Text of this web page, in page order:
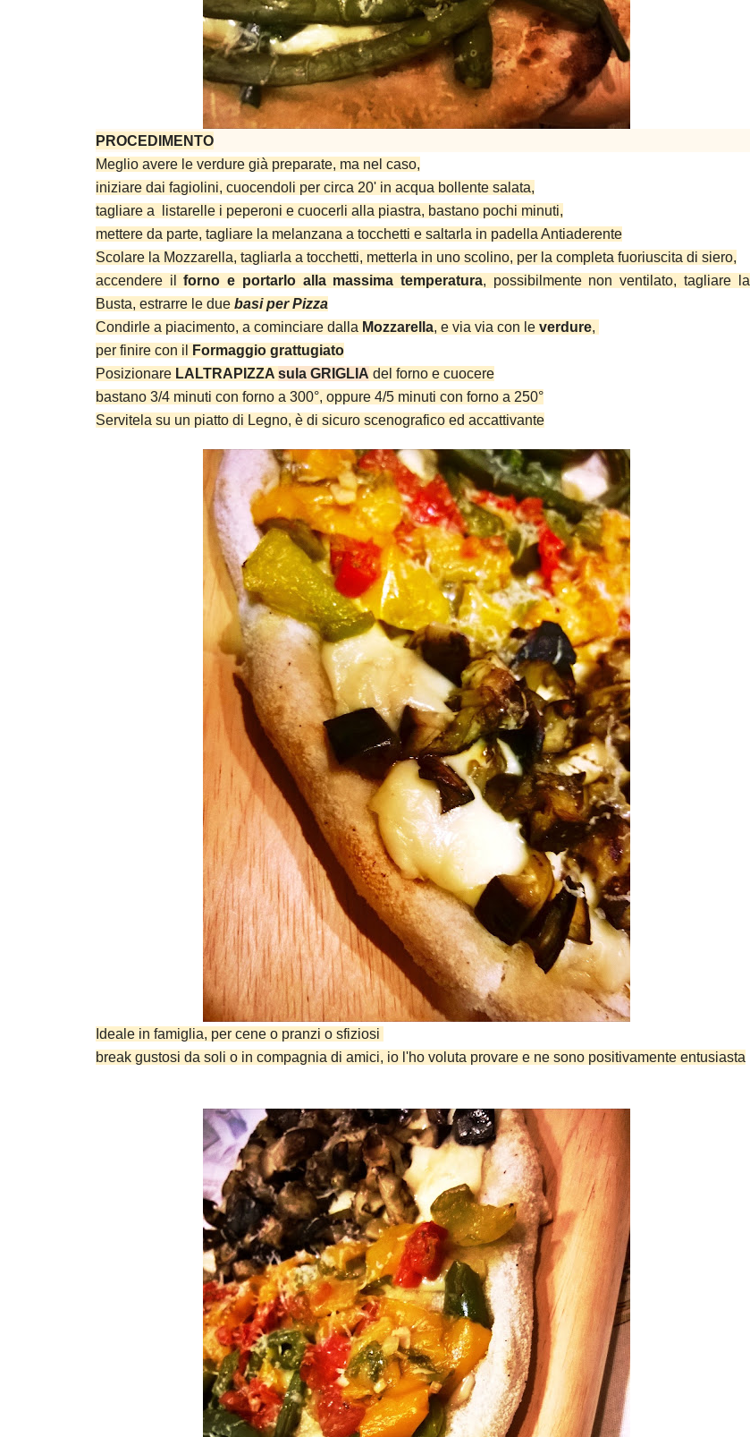
PROCEDIMENTO
Meglio avere le verdure già preparate, ma nel caso,
iniziare dai fagiolini, cuocendoli per circa 20' in acqua bollente salata,
tagliare a listarelle i peperoni e cuocerli alla piastra, bastano pochi minuti,
mettere da parte, tagliare la melanzana a tocchetti e saltarla in padella Antiaderente
Scolare la Mozzarella, tagliarla a tocchetti, metterla in uno scolino, per la completa fuoriuscita di siero,
accendere ilforno e portarlo alla massima temperatura, possibilmente non ventilato, tagliare la
Busta, estrarre le due basi per Pizza
Condirle a piacimento, a cominciare dalla Mozzarella, e via via con le verdure,
per finire con il
Formaggio grattugiato
Posizionare LALTRAPIZZA sula GRIGLIA del forno e cuocere
bastano 3/4 minuti con forno a 300°, oppure 4/5 minuti con forno a 250°
Servitela su un piatto di Legno, è di sicuro scenografico ed accattivante
Ideale in famiglia, per cene o pranzi o sfiziosi
break gustosi da soli o in compagnia di amici, io l'ho voluta provare e ne sono positivamente entusiasta